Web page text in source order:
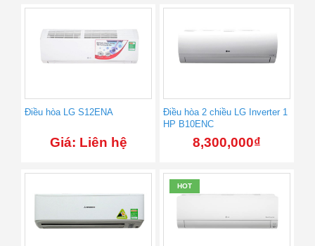
Điều hòa LG S12ENA
Giá: Liên hệ
Điều hòa 2 chiều LG Inverter 1
HP B10ENC
8,300,000₫
HOT